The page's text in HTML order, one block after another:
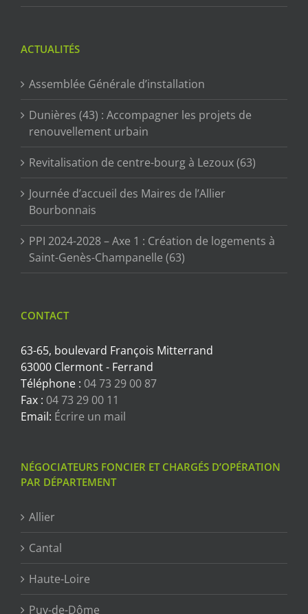
ACTUALITÉS
Assemblée Générale d’installation
Dunières (43) : Accompagner les projets de
renouvellement urbain
Revitalisation de centre-bourg à Lezoux (63)
Journée d’accueil des Maires de l’Allier
Bourbonnais
PPI 2024-2028 – Axe 1 : Création de logements à
Saint-Genès-Champanelle (63)
CONTACT
63-65, boulevard François Mitterrand
63000 Clermont - Ferrand
Téléphone : 04 73 29 00 87
Fax : 04 73 29 00 11
Email: Écrire un mail
NÉGOCIATEURS FONCIER ET CHARGÉS D’OPÉRATION
PAR DÉPARTEMENT
Allier
Cantal
Haute-Loire
Puy-de-Dôme